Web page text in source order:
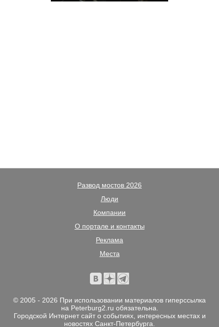
Развод мостов 2026
Люди
Компании
О портале и контакты
Реклама
Места
© 2005 - 2026 При использовании материалов гиперссылка
на Peterburg2.ru обязательна.
Городской Интернет сайт о событиях, интересных местах и
новостях Санкт-Петербурга.